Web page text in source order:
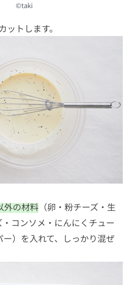
©︎taki
トします。
外の材料 （卵・粉チーズ・生
コンソメ・にんにくチュー
）を入れて、しっかり混ぜ